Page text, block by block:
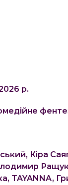
р.
Кіра
TAYANNA,